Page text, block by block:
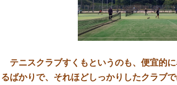
テニスクラブすくもというのも、便宜的
るばかりで、それほどしっかりしたクラブ